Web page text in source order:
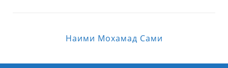
Наими Мохамад Сами